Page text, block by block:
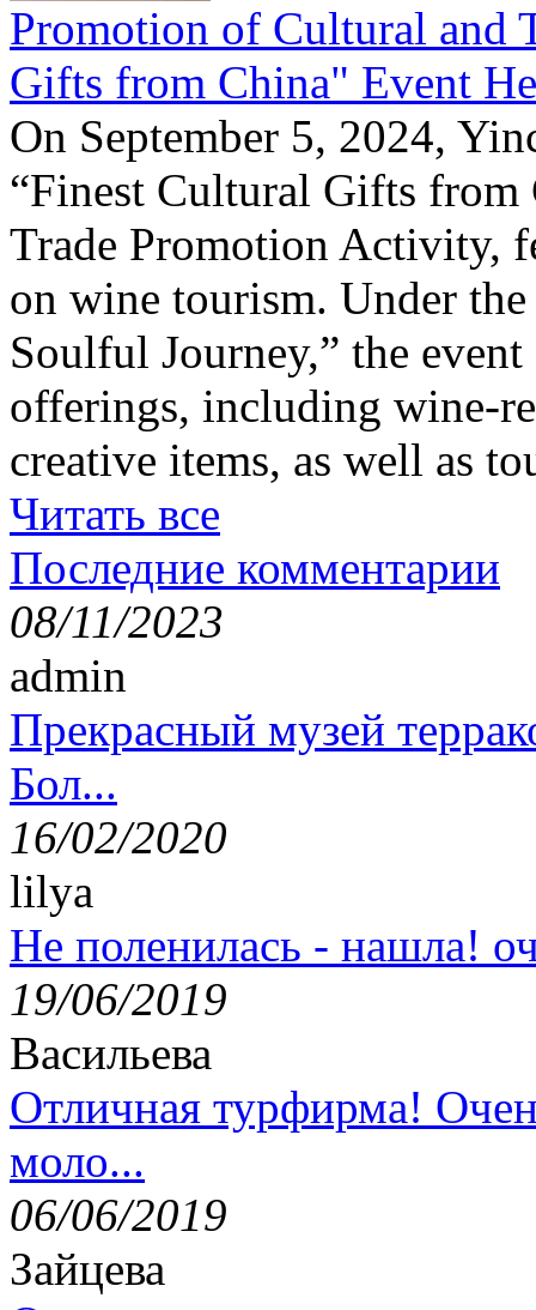
Promotion of Cultural and
Gifts from China" Event
On September 5, 2024,
“Finest Cultural Gifts from
Trade Promotion Activity,
on wine tourism. Under
Soulful Journey,” the
offerings, including wine-
creative items, as well as
Читать все
Последние комментарии
08/11/2023
admin
Прекрасный музей
Бол...
16/02/2020
lilya
Не поленилась - нашла!
19/06/2019
Васильева
Отличная турфирма!
моло...
06/06/2019
Зайцева